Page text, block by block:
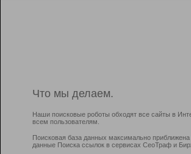
Что мы делаем.
Наши поисковые роботы обходят все сайты в
всем пользователям.
Поисковая база данных максимально
данные Поиска ссылок в сервисах СеоТраф и